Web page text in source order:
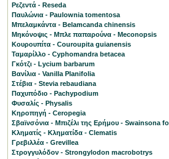
Ρεζεντά - Reseda
Παυλώνια - Paulownia tomentosa
Μπελαμκάντα - Belamcanda chinensis
Μηκόνοψις - Μπλε παπαρούνα - Meconopsis
Κουρουπίτα - Couroupita guianensis
Ταμαρίλλο - Cyphomandra betacea
Γκότζι - Lycium barbarum
Βανίλια - Vanilla Planifolia
Στέβια - Stevia rebaudiana
Παχυπόδιο - Pachypodium
Φυσαλίς - Physalis
Κηροπηγή - Ceropegia
Σβαϊνσόνια - Μπιζέλι της Ερήμου - Swainsona
Κληματίς - Κληματίδα - Clematis
Γρεβιλλέα - Grevillea
Στρογγυλόδον - Strongylodon macrobotrys